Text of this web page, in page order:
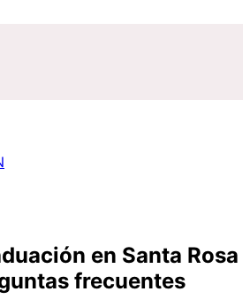
en Santa Rosa
frecuentes